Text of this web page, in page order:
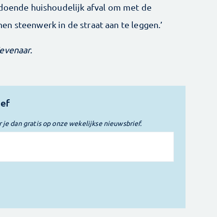
huishoudelijk afval om met de
steenwerk in de straat aan te leggen.’
dan gratis op onze wekelijkse nieuwsbrief.